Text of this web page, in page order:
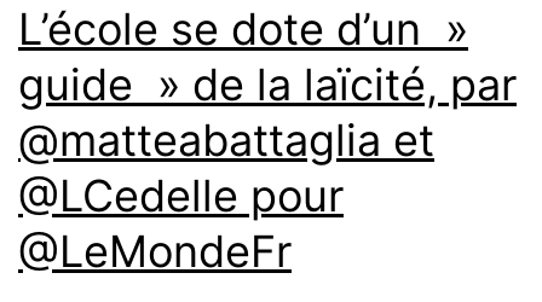
L’école se dote d’un »
guide » de la laïcité, par
@matteabattaglia et
@LCedelle pour
@LeMondeFr